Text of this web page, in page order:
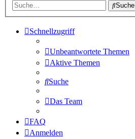
Suche
Schnellzugriff
Unbeantwortete Themen
Aktive Themen
Suche
Das Team
FAQ
Anmelden